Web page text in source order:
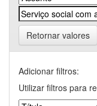
Retornar valores
Adicionar filtros:
Utilizar filtros para